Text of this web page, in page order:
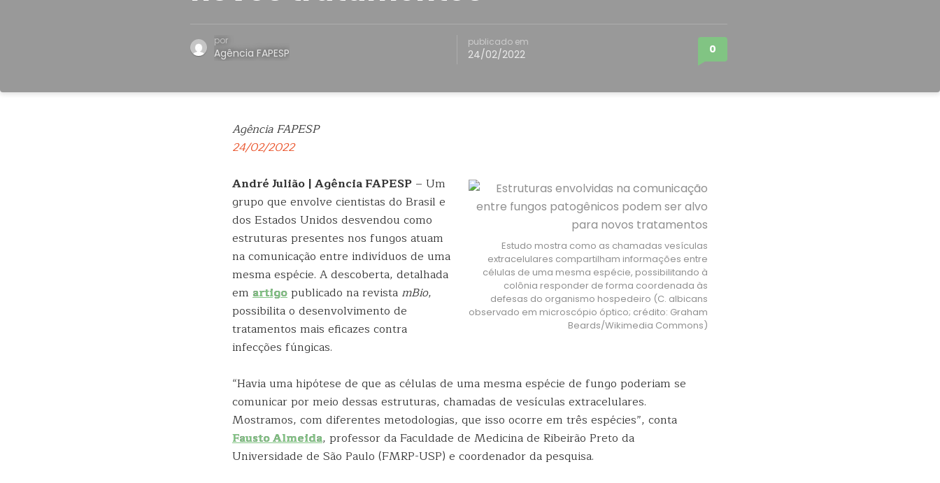
por
Agência FAPESP
publicado em
24/02/2022 0
Agência FAPESP
24/02/2022
Estudo mostra como as chamadas vesículas
extracelulares compartilham informações entre
células de uma mesma espécie, possibilitando à
colônia responder de forma coordenada às
defesas do organismo hospedeiro (C. albicans
observado em microscópio óptico; crédito: Graham
Beards/Wikimedia Commons)
André Julião | Agência FAPESP – Um
grupo que envolve cientistas do Brasil e
dos Estados Unidos desvendou como
estruturas presentes nos fungos atuam
na comunicação entre indivíduos de uma
mesma espécie. A descoberta, detalhada
em artigopublicado na revista mBio,
possibilita o desenvolvimento de
tratamentos mais eficazes contra
infecções fúngicas.
“Havia uma hipótese de que as células de uma mesma espécie de fungo poderiam se
comunicar por meio dessas estruturas, chamadas de vesículas extracelulares.
Mostramos, com diferentes metodologias, que isso ocorre em três espécies”, conta
Fausto Almeida, professor da Faculdade de Medicina de Ribeirão Preto da
Universidade de São Paulo (FMRP-USP) e coordenador da pesquisa.